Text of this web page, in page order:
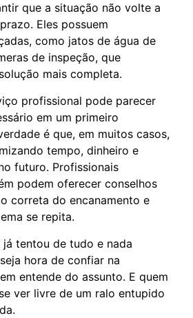
que a situação não volte a
Eles possuem
como jatos de água de
de inspeção, que
mais completa.
profissional pode parecer
em um primeiro
é que, em muitos casos,
tempo, dinheiro e
futuro. Profissionais
podem oferecer conselhos
correta do encanamento e
se repita.
tentou de tudo e nada
hora de confiar na
entende do assunto. E quem
ver livre de um ralo entupido